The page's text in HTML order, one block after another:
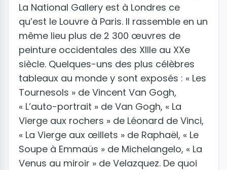
La National Gallery est à Londres ce
qu’est le Louvre à Paris. Il rassemble en un
même lieu plus de 2 300 œuvres de
peinture occidentales des XIIIe au XXe
siècle. Quelques-uns des plus célèbres
tableaux au monde y sont exposés : « Les
Tournesols » de Vincent Van Gogh,
« L’auto-portrait » de Van Gogh, « La
Vierge aux rochers » de Léonard de Vinci,
« La Vierge aux œillets » de Raphaël, « Le
Soupe à Emmaüs » de Michelangelo, « La
Venus au miroir » de Velazquez. De quoi